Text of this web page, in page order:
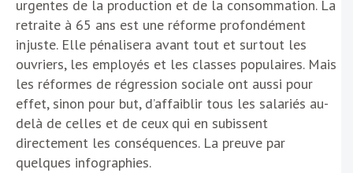
urgentes de la production et de la consommation. La
retraite à 65 ans est une réforme profondément
injuste. Elle pénalisera avant tout et surtout les
ouvriers, les employés et les classes populaires. Mais
les réformes de régression sociale ont aussi pour
effet, sinon pour but, d’affaiblir tous les salariés au-
delà de celles et de ceux qui en subissent
directement les conséquences. La preuve par
quelques infographies.